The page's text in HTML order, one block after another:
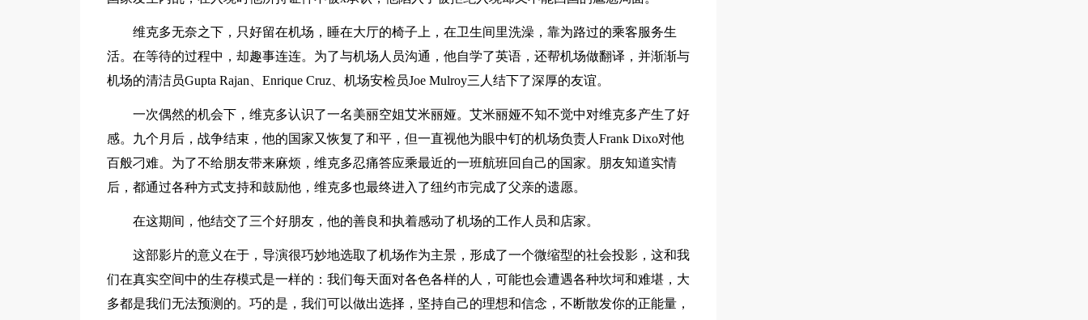
维克多无奈之下，只好留在机场，睡在大厅的椅子上，在卫生间里洗澡，靠为路过的乘客服务生
活。在等待的过程中，却趣事连连。为了与机场人员沟通，他自学了英语，还帮机场做翻译，并渐渐与
机场的清洁员Gupta Rajan、Enrique Cruz、机场安检员Joe Mulroy三人结下了深厚的友谊。
一次偶然的机会下，维克多认识了一名美丽空姐艾米丽娅。艾米丽娅不知不觉中对维克多产生了好
感。九个月后，战争结束，他的国家又恢复了和平，但一直视他为眼中钉的机场负责人Frank Dixo对他
百般刁难。为了不给朋友带来麻烦，维克多忍痛答应乘最近的一班航班回自己的国家。朋友知道实情
后，都通过各种方式支持和鼓励他，维克多也最终进入了纽约市完成了父亲的遗愿。
在这期间，他结交了三个好朋友，他的善良和执着感动了机场的工作人员和店家。
这部影片的意义在于，导演很巧妙地选取了机场作为主景，形成了一个微缩型的社会投影，这和我
们在真实空间中的生存模式是一样的：我们每天面对各色各样的人，可能也会遭遇各种坎坷和难堪，大
多都是我们无法预测的。巧的是，我们可以做出选择，坚持自己的理想和信念，不断散发你的正能量，